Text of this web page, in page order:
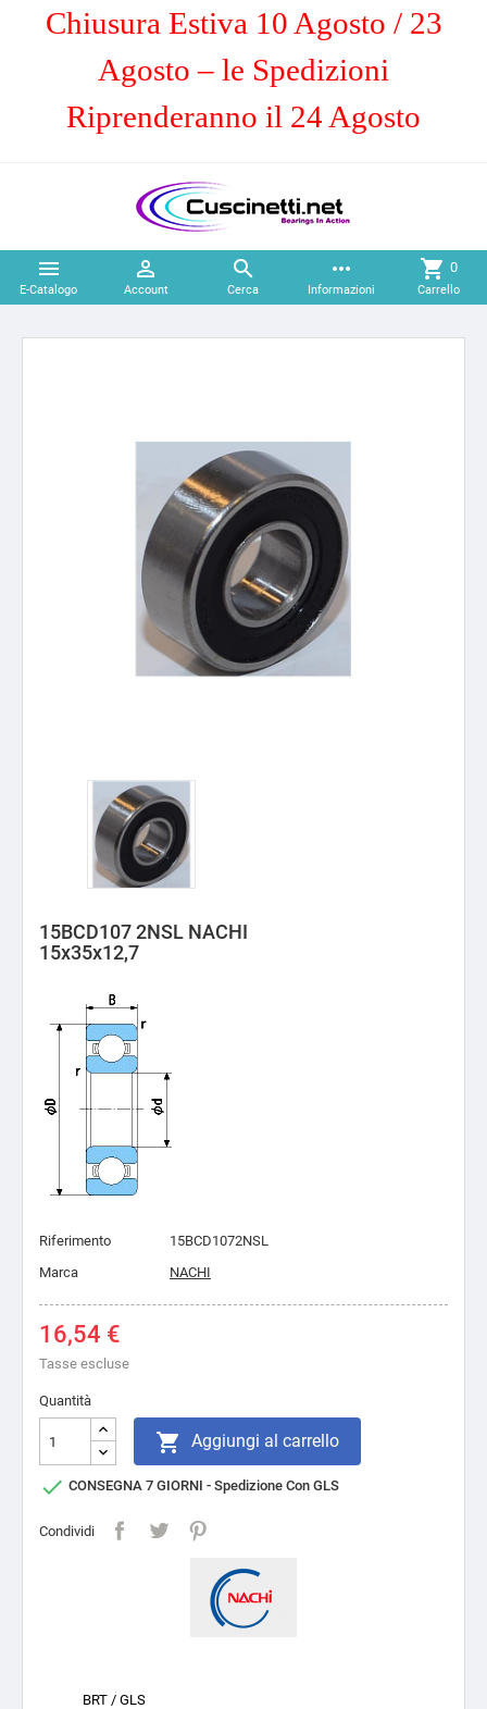
Chiusura Estiva 10 Agosto / 23
Agosto – le Spedizioni
Riprenderanno il 24 Agosto

E-Catalogo

Account

Cerca
more_horiz
Informazioni
shopping_cart 0
Carrello
15BCD107 2NSL NACHI
15x35x12,7
Riferimento
15BCD1072NSL
Marca
NACHI
16,54 €
Tasse escluse
Quantità
 Aggiungi al carrello
 CONSEGNA 7 GIORNI - Spedizione Con GLS
Condividi
BRT / GLS